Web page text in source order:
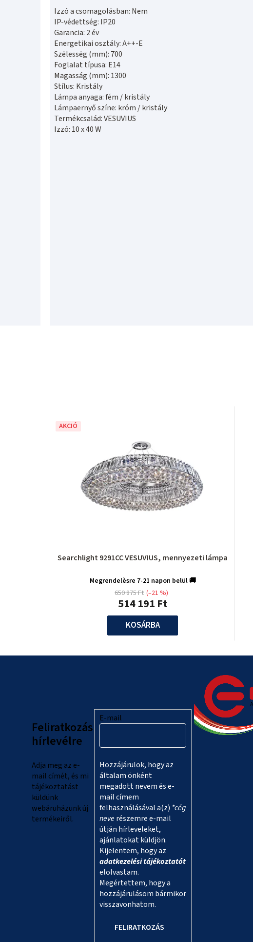
Izzó a csomagolásban: Nem
IP-védettség: IP20
Garancia: 2 év
Energetikai osztály: A++-E
Szélesség (mm): 700
Foglalat típusa: E14
Magasság (mm): 1300
Stílus: Kristály
Lámpa anyaga: fém / kristály
Lámpaernyő színe: króm / kristály
Termékcsalád: VESUVIUS
Izzó: 10 x 40 W
AKCIÓ
Searchlight 9291CC VESUVIUS, mennyezeti lámpa
Megrendelèsre 7-21 napon belül 🚚
514 191 Ft
650 875 Ft (–21 %)
KOSÁRBA
Feliratkozás
hírlevélre
Adja meg az e-
mail címét, és mi
tájékoztatást
küldünk
webáruházunk új
termékeiről.
E-mail
Hozzájárulok, hogy az
általam önként
megadott nevem és e-
mail címem
felhasználásával a(z) *cég
neverészemre e-mail
útján hírleveleket,
ajánlatokat küldjön.
Kijelentem, hogy az
adatkezelési tájékoztatót
elolvastam.
Megértettem, hogy a
hozzájárulásom bármikor
visszavonhatom.
FELIRATKOZÁS